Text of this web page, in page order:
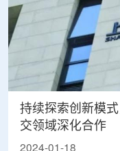
持续探索创新模
交领域深化合作